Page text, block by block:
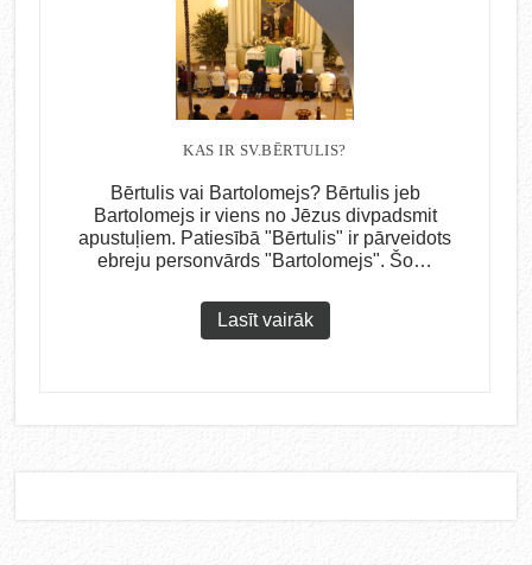
KAS IR SV.BĒRTULIS?
Bērtulis vai Bartolomejs? Bērtulis jeb
Bartolomejs ir viens no Jēzus divpadsmit
apustuļiem. Patiesībā "Bērtulis" ir pārveidots
ebreju personvārds "Bartolomejs". Šo…
Lasīt vairāk